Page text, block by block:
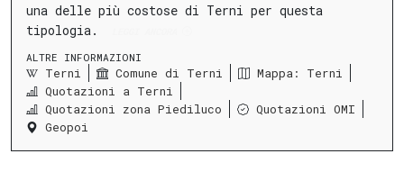
una delle più costose di Terni per questa
tipologia.
ALTRE INFORMAZIONI
Terni Comune di Terni
Mappa: Terni
Quotazioni a Terni
Quotazioni zona Piediluco
Quotazioni OMI
Geopoi